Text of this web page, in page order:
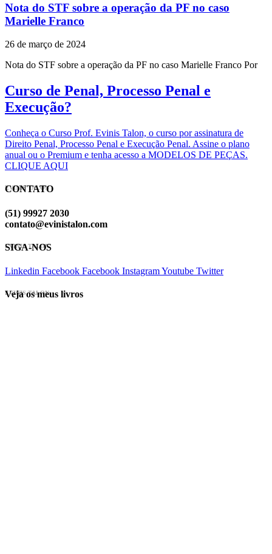
Nota do STF sobre a operação da PF no caso
Marielle Franco
26 de março de 2024
Nota do STF sobre a operação da PF no caso Marielle Franco Por
Curso de Penal, Processo Penal e
Execução?
Conheça o Curso Prof. Evinis Talon, o curso por assinatura de
Direito Penal, Processo Penal e Execução Penal. Assine o plano
anual ou o Premium e tenha acesso a MODELOS DE PEÇAS.
CLIQUE AQUI
EVINIS TALON
CONTATO
(51) 99927 2030
contato@evinistalon.com
EVINIS TALON
SIGA-NOS
Linkedin Facebook Facebook InstagramYoutube Twitter
EVINIS TALON
Veja os meus livros